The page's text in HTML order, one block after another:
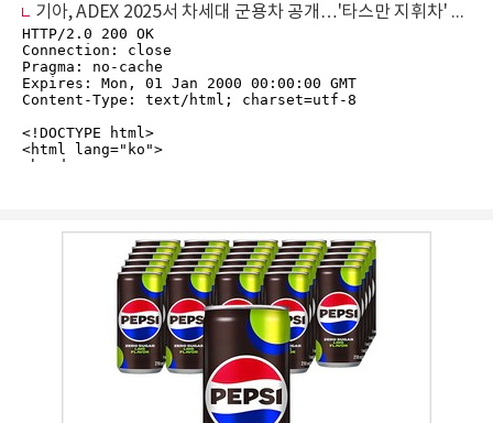
기아, ADEX 2025서 차세대 군용차 공개…'타스만 지휘차' 첫선